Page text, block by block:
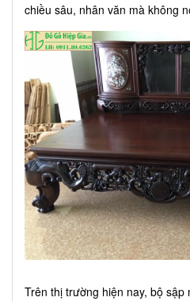
chiều sâu, nhân văn mà không
Trên thị trường hiện nay, bộ sập